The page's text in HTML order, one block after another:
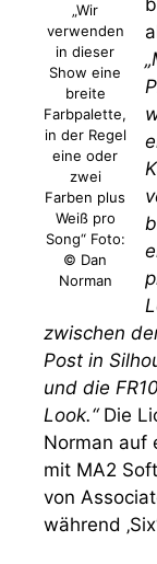
„Wir
verwenden
in dieser
Show eine
breite
Farbpalette,
in der Regel
eine oder
zwei
Farben plus
Weiß pro
Song“ Foto:
© Dan
Norman
zwischen
Post in
und die
Look.“Die
Norman auf
mit MA2
von
während